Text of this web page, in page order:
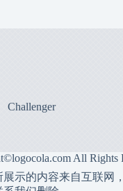
Challenger
logocola.com All Rights
展示的内容来自互联网